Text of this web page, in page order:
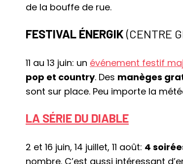
de la bouffe de rue.
FESTIVAL ÉNERGIK (CENTRE
11 au 13 juin: un événement festif
pop et country. Des manèges
sont sur place. Peu importe la
LA SÉRIE DU DIABLE
2 et 16 juin, 14 juillet, 11 août: 4
nombre. C’est aussi intéressant